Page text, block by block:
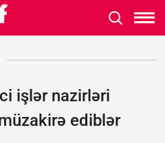
işlər nazirləri
ediblər